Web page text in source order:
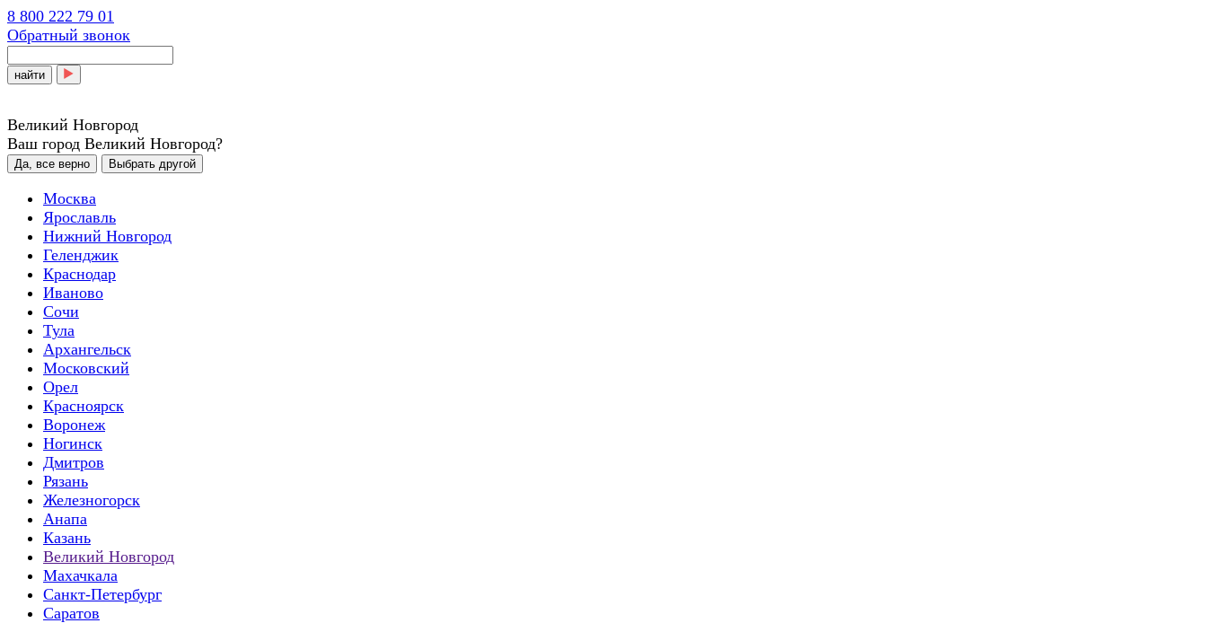
8 800 222 79 01
Обратный звонок
найти
Великий Новгород
Ваш город Великий Новгород?
Да, все верно Выбрать другой
Москва
Ярославль
Нижний Новгород
Геленджик
Краснодар
Иваново
Сочи
Тула
Архангельск
Московский
Орел
Красноярск
Воронеж
Ногинск
Дмитров
Рязань
Железногорск
Анапа
Казань
Великий Новгород
Махачкала
Санкт-Петербург
Саратов